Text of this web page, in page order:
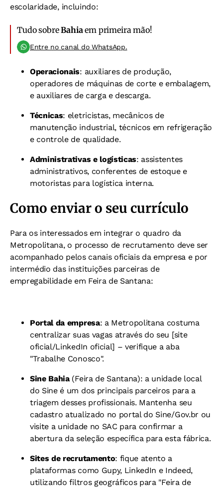
escolaridade, incluindo:
Tudo sobreBahia em primeira mão!
Entre no canal do WhatsApp.
Operacionais: auxiliares de produção,
operadores de máquinas de corte e embalagem,
e auxiliares de carga e descarga.
Técnicas: eletricistas, mecânicos de
manutenção industrial, técnicos em refrigeração
e controle de qualidade.
Administrativas e logísticas: assistentes
administrativos, conferentes de estoque e
motoristas para logística interna.
Como enviar o seu currículo
Para os interessados em integrar o quadro da
Metropolitana, o processo de recrutamento deve ser
acompanhado pelos canais oficiais da empresa e por
intermédio das instituições parceiras de
empregabilidade em Feira de Santana:
Portal da empresa: a Metropolitana costuma
centralizar suas vagas através do seu [site
oficial/LinkedIn oficial] – verifique a aba
"Trabalhe Conosco".
Sine Bahia (Feira de Santana): a unidade local
do Sine é um dos principais parceiros para a
triagem desses profissionais. Mantenha seu
cadastro atualizado no portal do Sine/Gov.br ou
visite a unidade no SAC para confirmar a
abertura da seleção específica para esta fábrica.
Sites de recrutamento: fique atento a
plataformas como Gupy, LinkedIn e Indeed,
utilizando filtros geográficos para "Feira de